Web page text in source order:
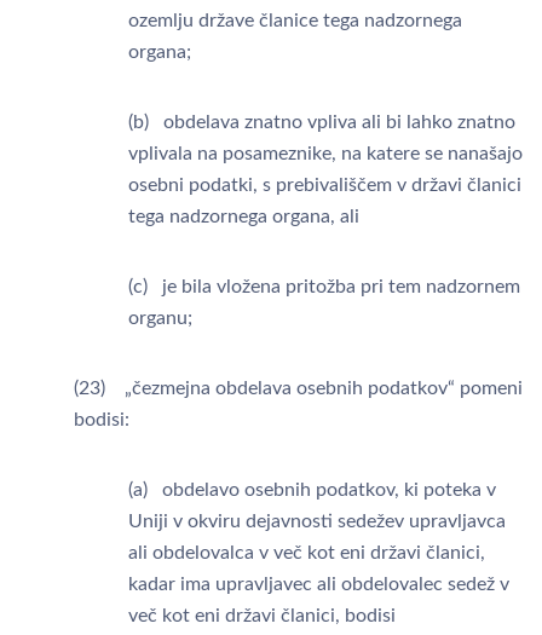
ozemlju države članice tega nadzornega
organa;
(b) obdelava znatno vpliva ali bi lahko znatno
vplivala na posameznike, na katere se nanašajo
osebni podatki, s prebivališčem v državi članici
tega nadzornega organa, ali
(c) je bila vložena pritožba pri tem nadzornem
organu;
(23) „čezmejna obdelava osebnih podatkov“ pomeni
bodisi:
(a) obdelavo osebnih podatkov, ki poteka v
Uniji v okviru dejavnosti sedežev upravljavca
ali obdelovalca v več kot eni državi članici,
kadar ima upravljavec ali obdelovalec sedež v
več kot eni državi članici, bodisi